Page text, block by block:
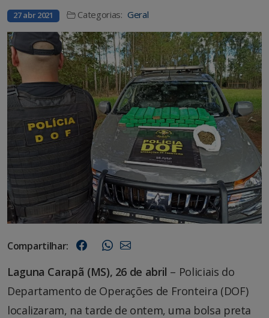
27 abr 2021 Categorias: Geral
Compartilhar:
Laguna Carapã (MS), 26 de abril – Policiais do
Departamento de Operações de Fronteira (DOF)
localizaram, na tarde de ontem, uma bolsa preta